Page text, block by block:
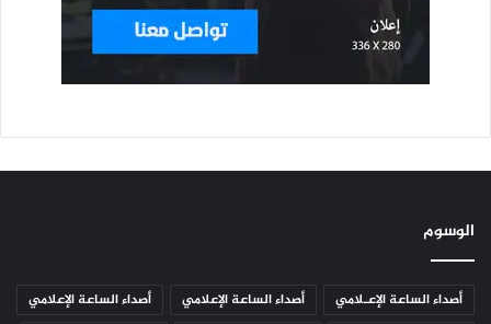
الوسوم
أصداء الساعة الإعـلامي أصداء الساعة الإعلامي
أصداء الساعة الإعلامي